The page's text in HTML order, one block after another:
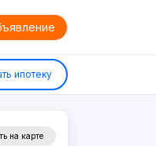
ипотеку
на карте